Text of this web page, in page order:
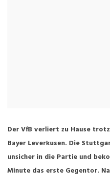
Der VfB verliert zu Hause
Bayer Leverkusen. Die
unsicher in die Partie und
Minute das erste Gegentor.